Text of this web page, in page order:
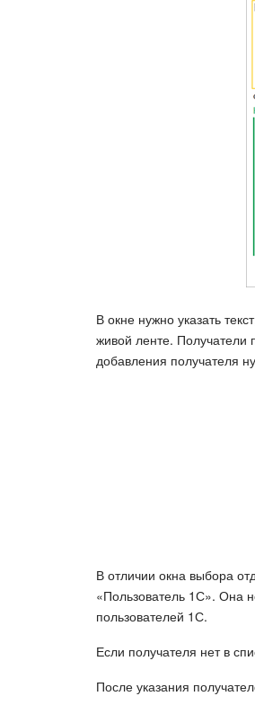
В окне нужно указать
живой ленте. Получатели
добавления получателя
В отличии окна выбора
«Пользователь 1С». Она
пользователей 1С.
Если получателя нет в
После указания